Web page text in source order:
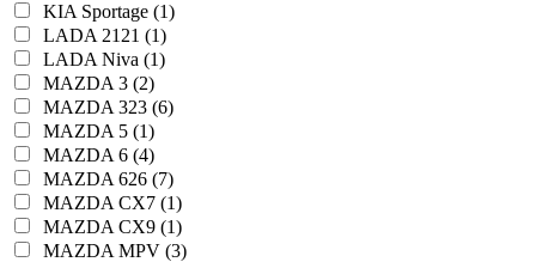
KIA Sportage (1)
LADA 2121 (1)
LADA Niva (1)
MAZDA 3 (2)
MAZDA 323 (6)
MAZDA 5 (1)
MAZDA 6 (4)
MAZDA 626 (7)
MAZDA CX7 (1)
MAZDA CX9 (1)
MAZDA MPV (3)